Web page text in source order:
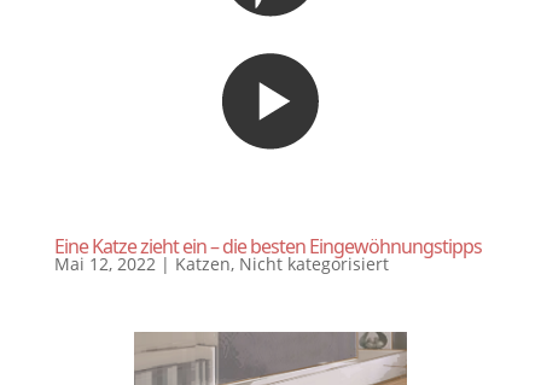
Eine Katze zieht ein – die besten Eingewöhnungstipps
Mai 12, 2022| Katzen, Nicht kategorisiert